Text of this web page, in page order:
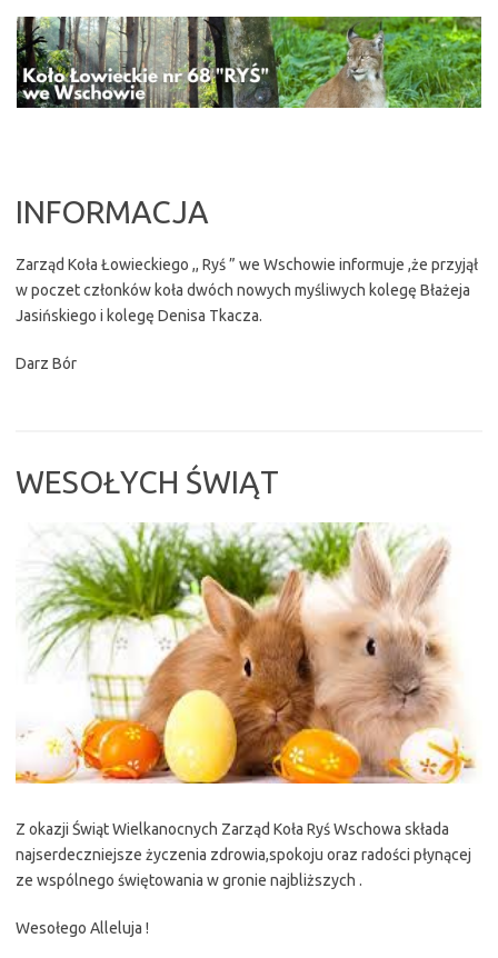
treści
INFORMACJA
Zarząd Koła Łowieckiego ,, Ryś ” we Wschowie informuje ,że przyjął
w poczet członków koła dwóch nowych myśliwych kolegę Błażeja
Jasińskiego i kolegę Denisa Tkacza.
Darz Bór
WESOŁYCH ŚWIĄT
Z okazji Świąt Wielkanocnych Zarząd Koła Ryś Wschowa składa
najserdeczniejsze życzenia zdrowia,spokoju oraz radości płynącej
ze wspólnego świętowania w gronie najbliższych .
Wesołego Alleluja !